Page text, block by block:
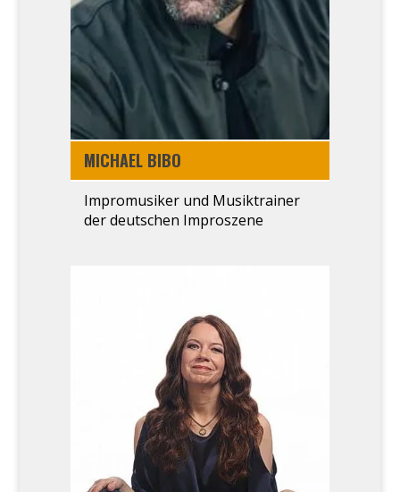
MICHA­EL BIBO
Impro­mu­si­ker und Musik­trai­ner
der deut­schen Impro­sze­ne